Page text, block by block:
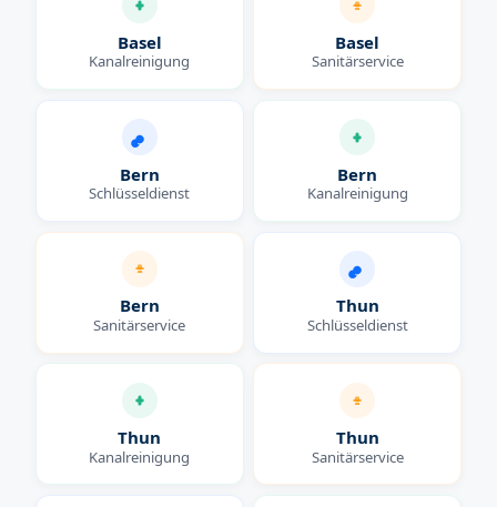
Basel
Kanalreinigung
Basel
Sanitärservice
Bern
Schlüsseldienst
Bern
Kanalreinigung
Bern
Sanitärservice
Thun
Schlüsseldienst
Thun
Kanalreinigung
Thun
Sanitärservice